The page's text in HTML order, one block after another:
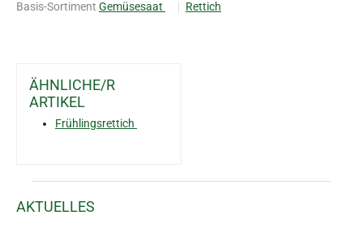
Basis-Sortiment Gemüsesaat Rettich
ÄHNLICHE/R
ARTIKEL
Frühlingsrettich
AKTUELLES